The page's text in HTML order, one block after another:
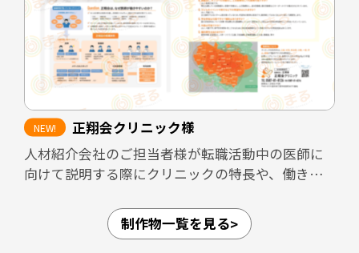
また、見学者へ配布することで、見学後も医院の
印象が薄れないよう設計しています。さらに、転職
フェアなど限られた接触時間の場面でも、医院の
方向性や特徴が一目で伝わるツールとして活用で
きる内容にまとめました。
加えて、採用面接では毎回同じ内容を説明する必
要があり、面接担当者の負担が大きくなりがちで
す。本パンフレットを活用しながら面談を進める
減にもつながる設計としています。
正翔会クリニック様
人材紹介会社のご担当者様が転職活動中の医師に
向けて説明する際にクリニックの特長や、働きや
愛知県内4拠点（江南・小牧・一宮・名古屋市守山
制作物一覧を見る